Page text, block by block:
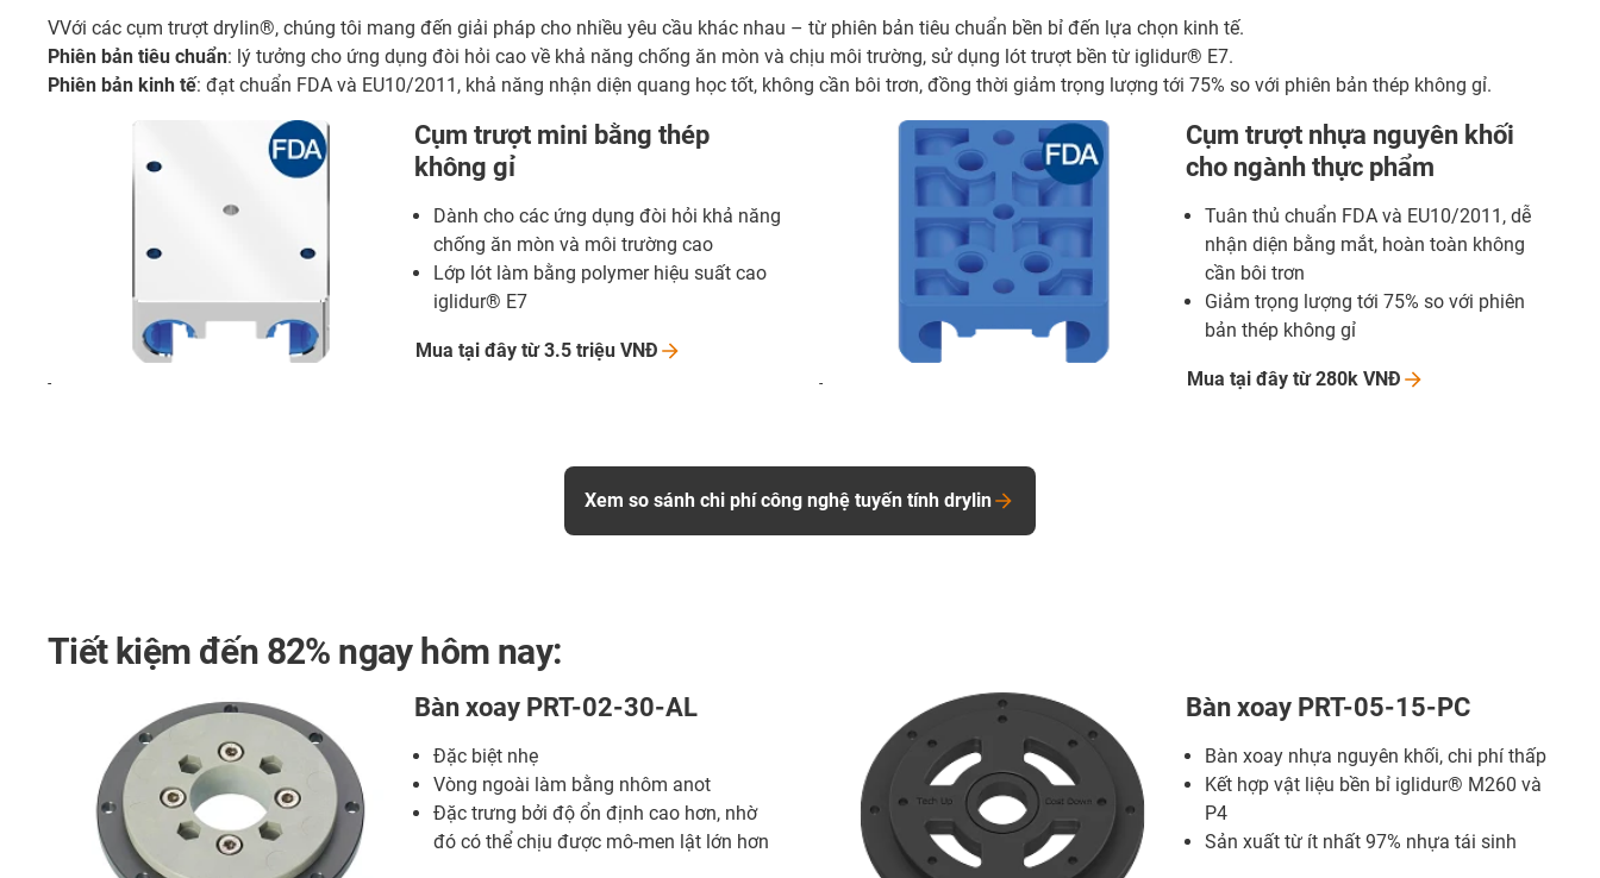
VVới các cụm trượt drylin®, chúng tôi mang đến giải pháp cho nhiều yêu cầu khác nhau – từ phiên bản tiêu chuẩn bền bỉ đến lựa chọn kinh tế.
Phiên bản tiêu chuẩn: lý tưởng cho ứng dụng đòi hỏi cao về khả năng chống ăn mòn và chịu môi trường, sử dụng lót trượt bền từ iglidur® E7.
Phiên bản kinh tế: đạt chuẩn FDA và EU10/2011, khả năng nhận diện quang học tốt, không cần bôi trơn, đồng thời giảm trọng lượng tới 75% so với phiên bản thép không gỉ.
-
Cụm trượt mini bằng thép
không gỉ
Dành cho các ứng dụng đòi hỏi khả năng
chống ăn mòn và môi trường cao
Lớp lót làm bằng polymer hiệu suất cao
iglidur® E7
Mua tại đây từ 3.5 triệu VNĐ
-
Cụm trượt nhựa nguyên khối
cho ngành thực phẩm
Tuân thủ chuẩn FDA và EU10/2011, dễ
nhận diện bằng mắt, hoàn toàn không
cần bôi trơn
Giảm trọng lượng tới 75% so với phiên
bản thép không gỉ
Mua tại đây từ 280k VNĐ
Xem so sánh chi phí công nghệ tuyến tính drylin
Tiết kiệm đến 82% ngay hôm nay:
Bàn xoay PRT-02-30-AL
Đặc biệt nhẹ
Vòng ngoài làm bằng nhôm anot
Đặc trưng bởi độ ổn định cao hơn, nhờ
đó có thể chịu được mô-men lật lớn hơn
Bàn xoay PRT-05-15-PC
Bàn xoay nhựa nguyên khối, chi phí thấp
Kết hợp vật liệu bền bỉ iglidur® M260 và
P4
Sản xuất từ ít nhất 97% nhựa tái sinh